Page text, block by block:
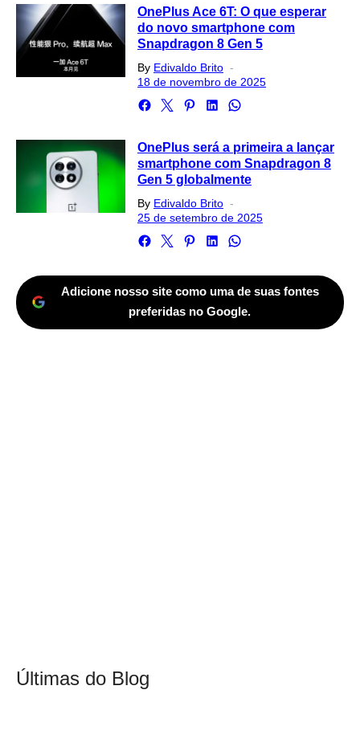
OnePlus Ace 6T: O que esperar
do novo smartphone com
Snapdragon 8 Gen 5
By Edivaldo Brito
on
18 de novembro de 2025
OnePlus será a primeira a lançar
smartphone com Snapdragon 8
Gen 5 globalmente
By Edivaldo Brito
on
25 de setembro de 2025
Adicione nosso site como uma de suas fontes
preferidas no Google.
Últimas do Blog